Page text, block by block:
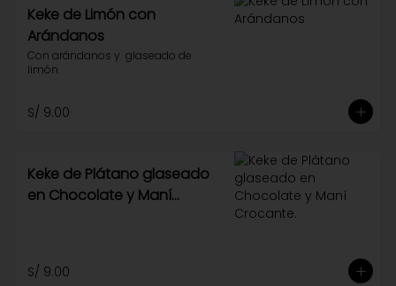
Keke de Limón con
Arándanos
Con arándanos y  glaseado de
limón.
S/ 9.00
Keke de Plátano glaseado
en Chocolate y Maní
S/ 9.00